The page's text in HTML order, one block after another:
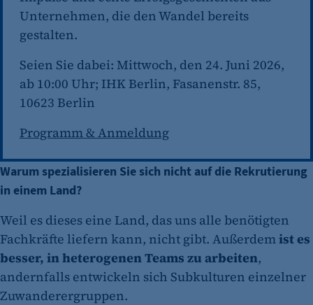
Unternehmen, die den Wandel bereits
gestalten.
Seien Sie dabei: Mittwoch, den 24. Juni 2026,
ab 10:00 Uhr; IHK Berlin, Fasanenstr. 85,
10623 Berlin
Programm & Anmeldung
Warum spezialisieren Sie sich nicht auf die Rekrutierung
in einem Land?
Weil es dieses eine Land, das uns alle benötigten
Fachkräfte liefern kann, nicht gibt. Außerdemist es
besser, in heterogenen Teams zu arbeiten,
andernfalls entwickeln sich Subkulturen einzelner
Zuwanderergruppen.